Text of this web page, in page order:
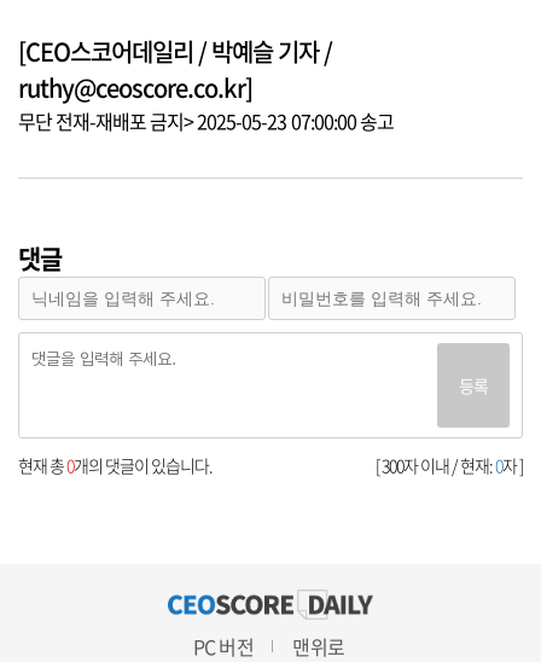
[CEO스코어데일리 / 박예슬 기자 /
ruthy@ceoscore.co.kr]
무단 전재-재배포 금지> 2025-05-23 07:00:00 송고
댓글
등록
[ 300자 이내 / 현재:0자 ]
현재 총0개의 댓글이 있습니다.
PC 버전 맨위로